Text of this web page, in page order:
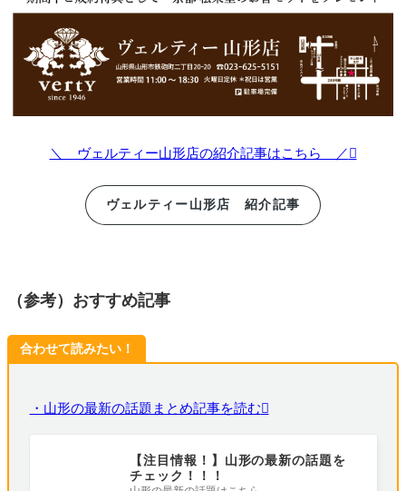
＼ ヴェルティー山形店の紹介記事はこちら ／
ヴェルティー山形店 紹介記事
（参考）おすすめ記事
合わせて読みたい！
・山形の最新の話題まとめ記事を読む
【注目情報！】山形の最新の話題を
チェック！！！